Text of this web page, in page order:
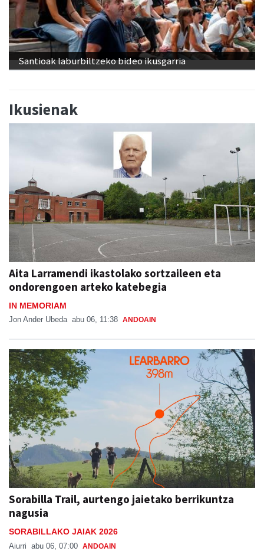
Santioak laburbiltzeko bideo ikusgarria
Ikusienak
Aita Larramendi ikastolako sortzaileen eta
ondorengoen arteko katebegia
IN MEMORIAM
Jon Ander Ubeda abu 06, 11:38 ANDOAIN
Sorabilla Trail, aurtengo jaietako berrikuntza
nagusia
SORABILLAKO JAIAK 2026
Aiurri abu 06, 07:00 ANDOAIN